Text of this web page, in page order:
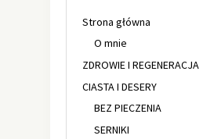
Strona główna
O mnie
ZDROWIE I REGENERACJA
CIASTA I DESERY
BEZ PIECZENIA
SERNIKI